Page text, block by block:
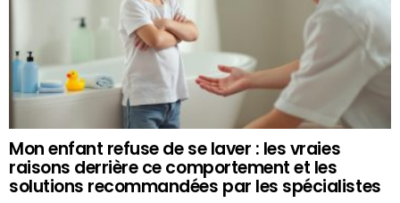
Mon enfant refuse de se laver : les vraies
raisons derrière ce comportement et les
solutions recommandées par les spécialistes